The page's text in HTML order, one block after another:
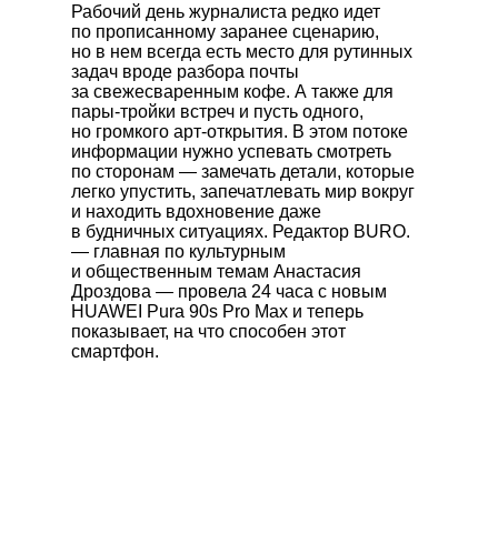
Рабочий день журналиста редко идет
по прописанному заранее сценарию,
но в нем всегда есть место для рутинных
задач вроде разбора почты
за свежесваренным кофе. А также для
пары-тройки встреч и пусть одного,
но громкого арт-открытия. В этом потоке
информации нужно успевать смотреть
по сторонам — замечать детали, которые
легко упустить, запечатлевать мир вокруг
и находить вдохновение даже
в будничных ситуациях. Редактор BURO.
— главная по культурным
и общественным темам Анастасия
Дроздова — провела 24 часа с новым
HUAWEI Pura 90s Pro Max и теперь
показывает, на что способен этот
смартфон.